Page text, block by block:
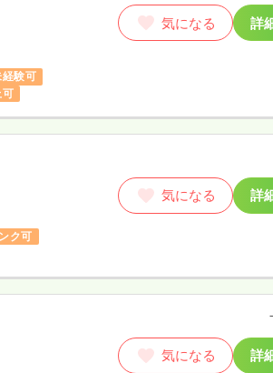
験可
可
気になる 詳
ク可
気になる 詳
気になる 詳